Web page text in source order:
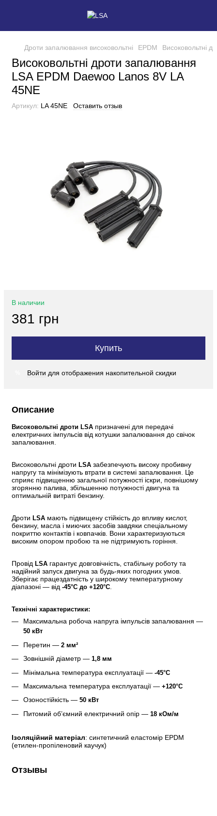
Дроти запалювання високовольтні EPDM Високовольтні
Високовольтні дроти запалювання
LSA EPDM Daewoo Lanos 8V LA
45NE
Артикул: LA 45NE Оставить отзыв
В наличии
381 грн
Купить
Войти для отображения накопительной скидки
Описание
Високовольтні дроти LSA призначені для передачі
електричних імпульсів від котушки запалювання до свічок
запалювання.
Високовольтні дроти LSA забезпечують високу пробивну
напругу та мінімізують втрати в системі запалювання. Це
сприяє підвищенню загальної потужності іскри, повнішому
згорянню палива, збільшенню потужності двигуна та
оптимальній витраті бензину.
Дроти LSA мають підвищену стійкість до впливу кислот,
бензину, масла і миючих засобів завдяки спеціальному
покриттю контактів і ковпачків. Вони характеризуються
високим опором пробою та не підтримують горіння.
Провід LSA гарантує довговічність, стабільну роботу та
надійний запуск двигуна за будь-яких погодних умов.
Зберігає працездатність у широкому температурному
діапазоні — від -45°С до +120°С.
Технічні характеристики:
50 кВт
Перетин — 2 мм²
Зовнішній діаметр — 1,8 мм
Мінімальна температура експлуатації — -45°С
Максимальна температура експлуатації — +120°С
Озоностійкість — 50 кВт
Питомий об’ємний електричний опір — 18 кОм/м
Ізоляційний матеріал: синтетичний еластомір EPDM
(етилен-пропіленовий каучук)
Отзывы